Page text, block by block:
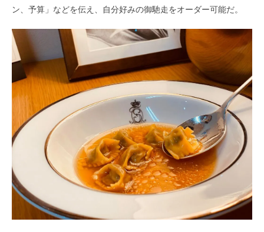
ン、予算」などを伝え、自分好みの御馳走をオーダー可能だ。